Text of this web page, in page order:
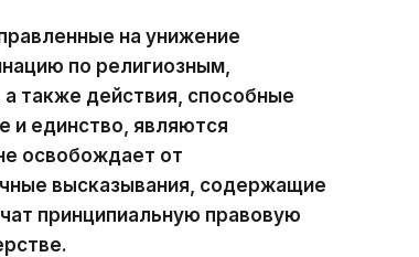
на унижение
по религиозным,
также действия, способные
и единство, являются
освобождает от
высказывания, содержащие
принципиальную правовую